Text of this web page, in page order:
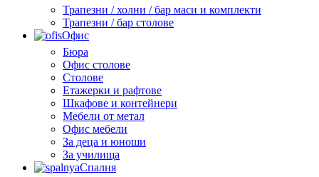
Трапезни / холни / бар маси и комплекти
Трапезни / бар столове
Офис
Бюра
Офис столове
Столове
Етажерки и рафтове
Шкафове и контейнери
Мебели от метал
Офис мебели
За деца и юноши
За училища
Спалня